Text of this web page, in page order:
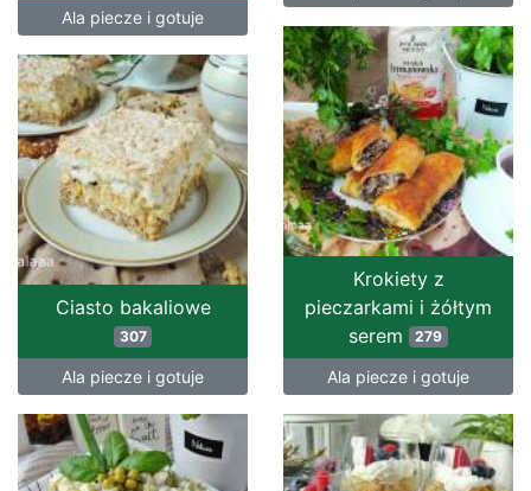
Ala piecze i gotuje
Krokiety z
pieczarkami i żółtym
serem 279
Ala piecze i gotuje
Ciasto bakaliowe
307
Ala piecze i gotuje